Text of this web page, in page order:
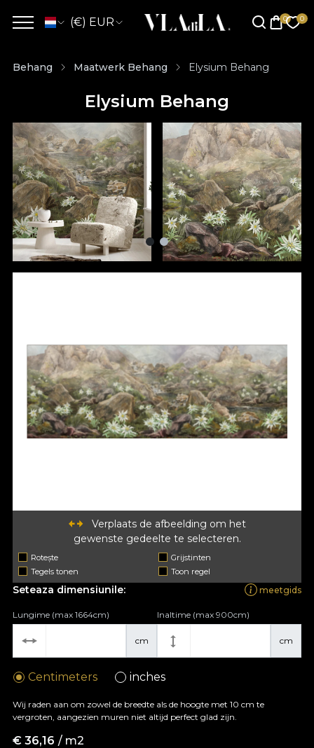
(€) EUR
Behang Maatwerk Behang Elysium Behang
Elysium Behang
Verplaats de afbeelding om het
gewenste gedeelte te selecteren.
Rotește
Grijstinten
Tegels tonen
Toon regel
Seteaza dimensiunile: meetgids
cm
Lungime (max 1664cm)
cm
Inaltime (max 900cm)
Centimeters inches
Wij raden aan om zowel de breedte als de hoogte met 10 cm te
vergroten, aangezien muren niet altijd perfect glad zijn.
€ 36,16 / m2